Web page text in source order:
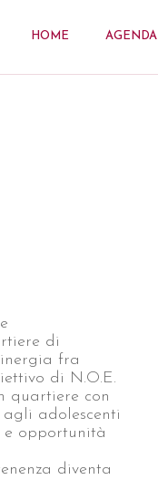
HOME AGENDA
di
fra
di N.O.E.
quartiere con
adolescenti
e opportunità
diventa